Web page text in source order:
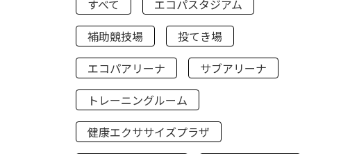
すべて
エコパスタジアム
補助競技場
投てき場
エコパアリーナ
サブアリーナ
トレーニングルーム
健康エクササイズプラザ